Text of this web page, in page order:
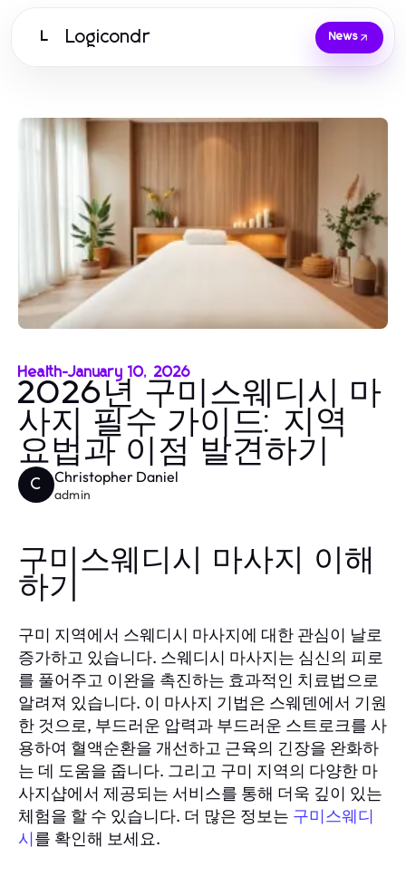
L Logicondr News
Health-January 10, 2026
2026년 구미스웨디시 마
사지 필수 가이드: 지역
요법과 이점 발견하기
C Christopher Daniel
admin
구미스웨디시 마사지 이해
하기
구미 지역에서 스웨디시 마사지에 대한 관심이 날로
증가하고 있습니다. 스웨디시 마사지는 심신의 피로
를 풀어주고 이완을 촉진하는 효과적인 치료법으로
알려져 있습니다. 이 마사지 기법은 스웨덴에서 기원
한 것으로, 부드러운 압력과 부드러운 스트로크를 사
용하여 혈액순환을 개선하고 근육의 긴장을 완화하
는 데 도움을 줍니다. 그리고 구미 지역의 다양한 마
사지샵에서 제공되는 서비스를 통해 더욱 깊이 있는
체험을 할 수 있습니다. 더 많은 정보는 구미스웨디
시를 확인해 보세요.